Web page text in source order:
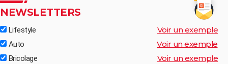
NEWSLETTERS
Lifestyle Voir un exemple
Auto Voir un exemple
Bricolage Voir un exemple